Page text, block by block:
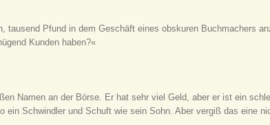
tausend Pfund in dem Geschäft eines obskuren Buchmachers
Kunden haben?«
Namen an der Börse. Er hat sehr viel Geld, aber er ist ein
ein Schwindler und Schuft wie sein Sohn. Aber vergiß das eine